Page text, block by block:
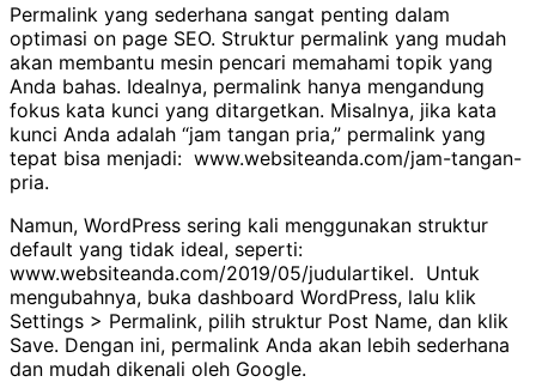
Permalink yang sederhana sangat penting dalam
optimasi on page SEO. Struktur permalink yang mudah
akan membantu mesin pencari memahami topik yang
Anda bahas. Idealnya, permalink hanya mengandung
fokus kata kunci yang ditargetkan. Misalnya, jika kata
kunci Anda adalah “jam tangan pria,” permalink yang
tepat bisa menjadi: www.websiteanda.com/jam-tangan-
pria.
Namun, WordPress sering kali menggunakan struktur
default yang tidak ideal, seperti:
www.websiteanda.com/2019/05/judulartikel. Untuk
mengubahnya, buka dashboard WordPress, lalu klik
Settings > Permalink, pilih struktur Post Name, dan klik
Save. Dengan ini, permalink Anda akan lebih sederhana
dan mudah dikenali oleh Google.